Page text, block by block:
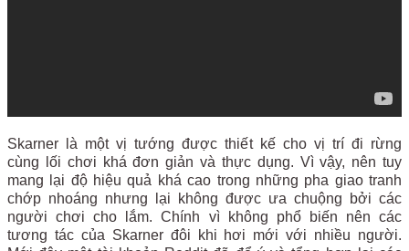
Skarner là một vị tướng được thiết kế cho vị trí đi rừng
cùng lối chơi khá đơn giản và thực dụng. Vì vậy, nên tuy
mang lại độ hiệu quả khá cao trong những pha giao tranh
chớp nhoáng nhưng lại không được ưa chuộng bởi các
người chơi cho lắm. Chính vì không phổ biến nên các
tương tác của Skarner đôi khi hơi mới với nhiều người.